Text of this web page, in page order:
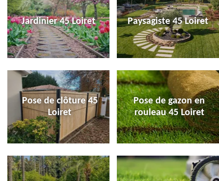
Jardinier 45 Loiret Paysagiste 45 Loiret
Pose de clôture 45
Loiret
Pose de gazon en
rouleau 45 Loiret